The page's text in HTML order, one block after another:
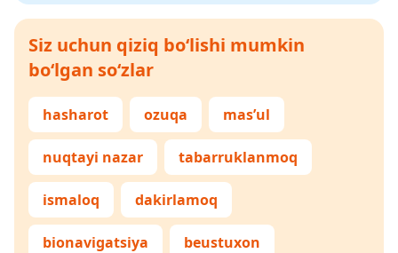
Siz uchun qiziq bo‘lishi mumkin
bo‘lgan so‘zlar
hasharot ozuqa mas’ul
nuqtayi nazar tabarruklanmoq
ismaloq dakirlamoq
bionavigatsiya beustuxon